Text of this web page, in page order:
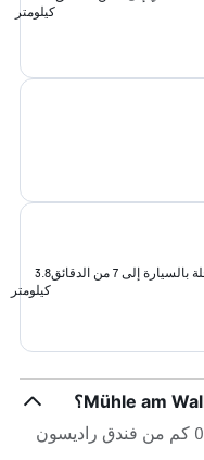
كيلومتر
بالسيارة إلى 7 من الدقائق
3.8
كيلومتر
Mühle am Wall في بريمن على بعد 0.6 كم من فندق راديسون